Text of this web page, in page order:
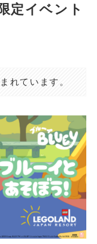
定イベント
れています。